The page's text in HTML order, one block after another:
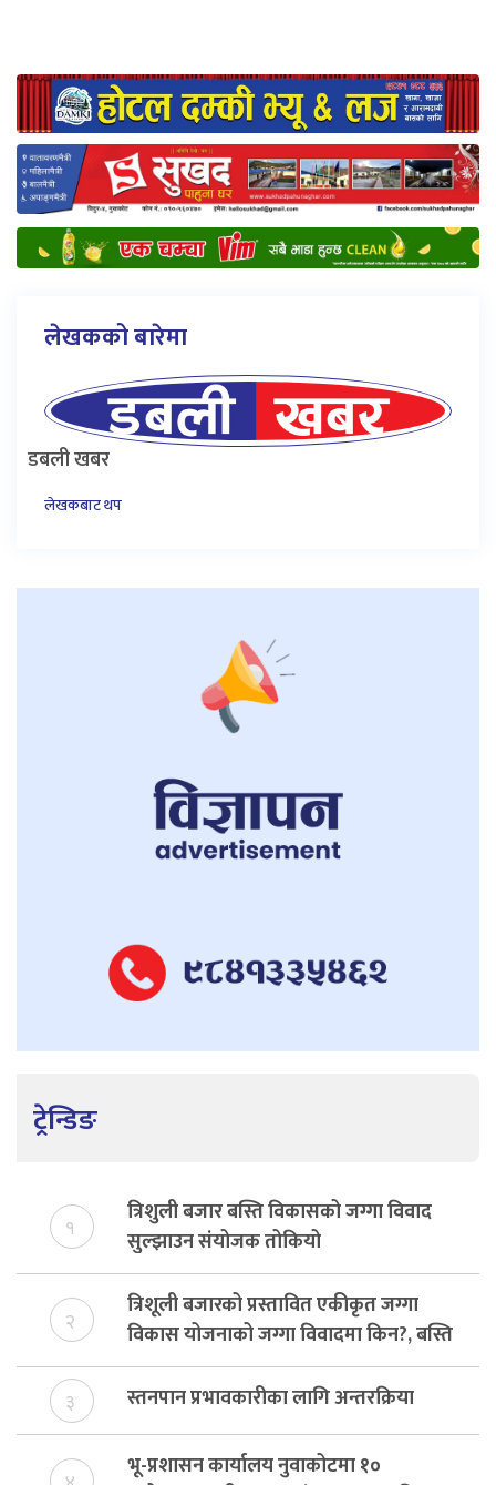
लेखकको बारेमा
डबली खबर
लेखकबाट थप
ट्रेन्डिङ
१
त्रिशुली बजार बस्ति विकासको जग्गा विवाद
सुल्झाउन संयोजक तोकियो
२
त्रिशूली बजारको प्रस्तावित एकीकृत जग्गा
विकास योजनाको जग्गा विवादमा किन?, बस्ति
विकास दर्ता नभए समिति विघटन हुने
३ स्तनपान प्रभावकारीका लागि अन्तरक्रिया
भू-प्रशासन कार्यालय नुवाकोटमा १०